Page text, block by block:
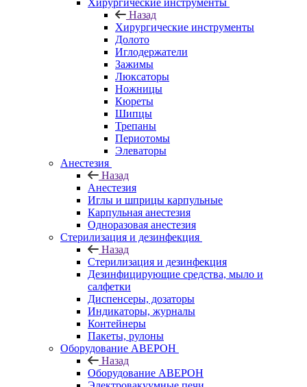
Хирургические инструменты
Назад
Хирургические инструменты
Долото
Иглодержатели
Зажимы
Люксаторы
Ножницы
Кюреты
Шипцы
Трепаны
Периотомы
Элеваторы
Анестезия
Назад
Анестезия
Иглы и шприцы карпульные
Карпульная анестезия
Одноразовая анестезия
Стерилизация и дезинфекция
Назад
Стерилизация и дезинфекция
Дезинфицирующие средства, мыло и
салфетки
Диспенсеры, дозаторы
Индикаторы, журналы
Контейнеры
Пакеты, рулоны
Оборудование АВЕРОН
Назад
Оборудование АВЕРОН